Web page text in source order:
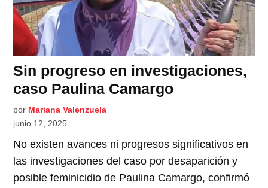
Sin progreso en investigaciones,
caso Paulina Camargo
por Mariana Valenzuela
junio 12, 2025
No existen avances ni progresos significativos en
las investigaciones del caso por desaparición y
posible feminicidio de Paulina Camargo, confirmó